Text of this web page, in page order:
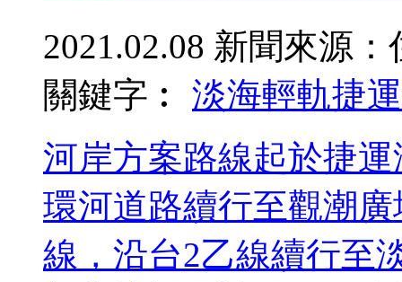
2021.02.08 新聞來源：
關鍵字︰ 淡海輕軌捷
河岸方案路線起於捷
環河道路續行至觀潮
線，沿台2乙線續行至